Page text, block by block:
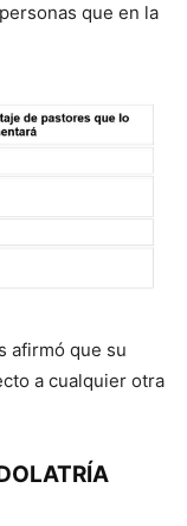
que en la
afirmó que su
a cualquier otra